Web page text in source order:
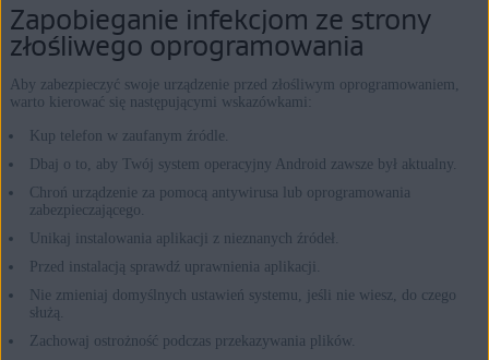
Zapobieganie infekcjom ze strony
złośliwego oprogramowania
Aby zabezpieczyć swoje urządzenie przed złośliwym oprogramowaniem,
warto kierować się następującymi wskazówkami:
Kup telefon w zaufanym źródle.
Dbaj o to, aby Twój system operacyjny Android zawsze był aktualny.
Chroń urządzenie za pomocą antywirusa lub oprogramowania
zabezpieczającego.
Unikaj instalowania aplikacji z nieznanych źródeł.
Przed instalacją sprawdź uprawnienia aplikacji.
Nie zmieniaj domyślnych ustawień systemu, jeśli nie wiesz, do czego
służą.
Zachowaj ostrożność podczas przekazywania plików.